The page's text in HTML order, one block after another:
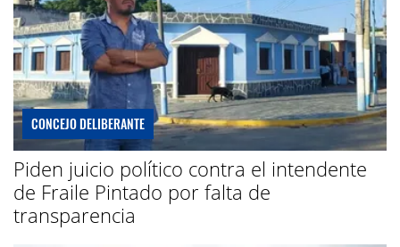
CONCEJO DELIBERANTE
Piden juicio político contra el intendente
de Fraile Pintado por falta de
transparencia